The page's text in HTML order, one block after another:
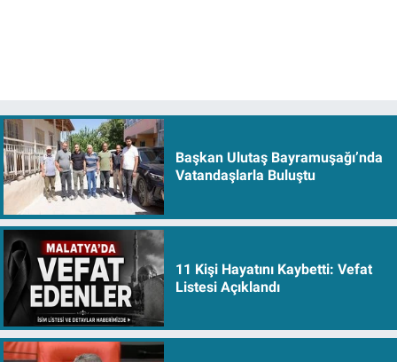
Başkan Ulutaş Bayramuşağı’nda
Vatandaşlarla Buluştu
11 Kişi Hayatını Kaybetti: Vefat
Listesi Açıklandı